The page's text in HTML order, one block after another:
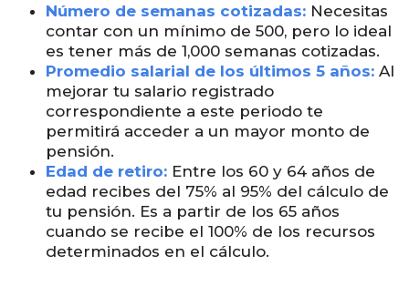
Número de semanas cotizadas: Necesitas
contar con un mínimo de 500, pero lo ideal
es tener más de 1,000 semanas cotizadas.
Promedio salarial de los últimos 5 años: Al
mejorar tu salario registrado
correspondiente a este periodo te
permitirá acceder a un mayor monto de
pensión.
Edad de retiro: Entre los 60 y 64 años de
edad recibes del 75% al 95% del cálculo de
tu pensión. Es a partir de los 65 años
cuando se recibe el 100% de los recursos
determinados en el cálculo.